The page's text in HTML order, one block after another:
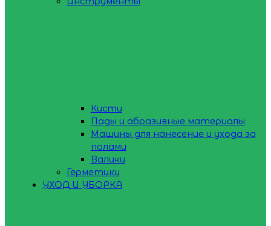
Кисти
Пады и абразивные материалы
Машины для нанесение и ухода за
полами
Валики
Герметики
УХОД И УБОРКА